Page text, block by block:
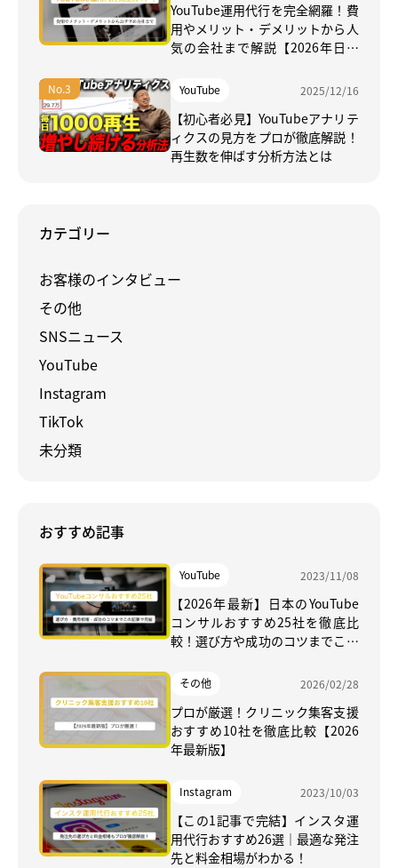
YouTube運用代行を完全網羅！費
用やメリット・デメリットから人
気の会社まで解説【2026年日本
YouTube 2025/12/16
【初心者必見】YouTubeアナリテ
ィクスの見方をプロが徹底解説！
再生数を伸ばす分析方法とは
カテゴリー
お客様のインタビュー
その他
SNSニュース
YouTube
Instagram
TikTok
未分類
おすすめ記事
YouTube 2023/11/08
【2026年最新】日本のYouTube
コンサルおすすめ25社を徹底比
較！選び方や成功のコツまでこの
その他 2026/02/28
プロが厳選！クリニック集客支援
おすすめ10社を徹底比較【2026
年最新版】
Instagram 2023/10/03
【この1記事で完結】インスタ運
用代行おすすめ26選｜最適な発注
先と料金相場がわかる！